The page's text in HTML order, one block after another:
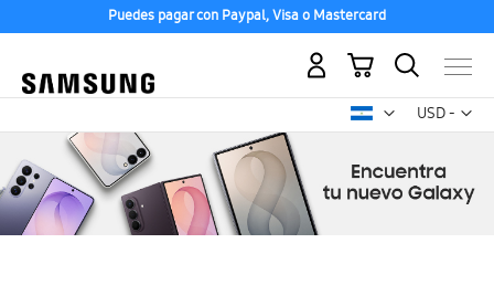
Puedes pagar con Paypal, Visa o Mastercard
USD -
dólar
Mi carrito